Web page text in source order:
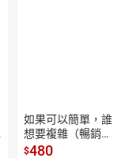
如果可以簡單，誰
想要複雜（暢銷經
典新編版）【電子
$480